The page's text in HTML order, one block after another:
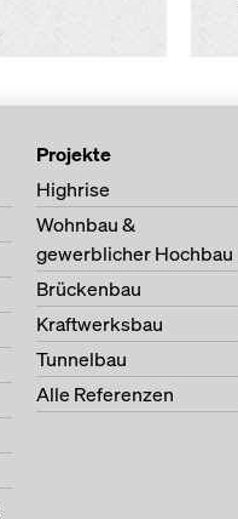
Projekte
Highrise
Wohnbau &
gewerblicher Hochbau
Brückenbau
Kraftwerksbau
Tunnelbau
Alle Referenzen